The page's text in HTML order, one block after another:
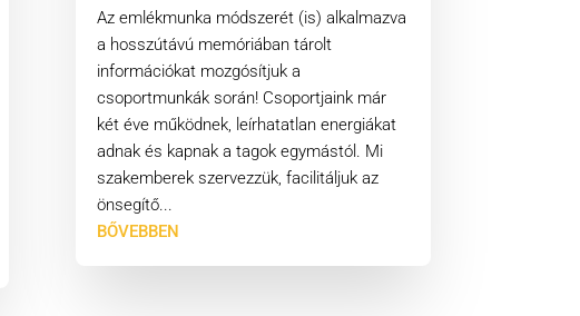
Az emlékmunka módszerét (is) alkalmazva
a hosszútávú memóriában tárolt
információkat mozgósítjuk a
csoportmunkák során! Csoportjaink már
két éve működnek, leírhatatlan energiákat
adnak és kapnak a tagok egymástól. Mi
szakemberek szervezzük, facilitáljuk az
önsegítő...
BŐVEBBEN